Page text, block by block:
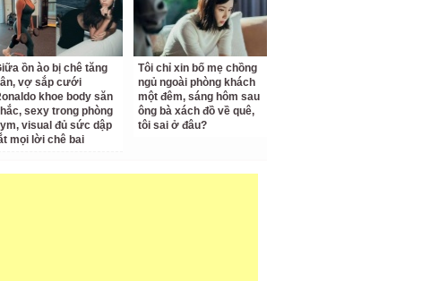
ồn ào bị chê tăng
vợ sắp cưới
khoe body săn
sexy trong phòng
visual đủ sức dập
mọi lời chê bai
Tôi chỉ xin bố mẹ chồng
ngủ ngoài phòng khách
một đêm, sáng hôm sau
ông bà xách đồ về quê,
tôi sai ở đâu?